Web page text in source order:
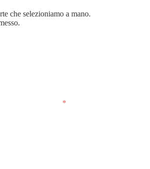
che selezioniamo a mano.
*